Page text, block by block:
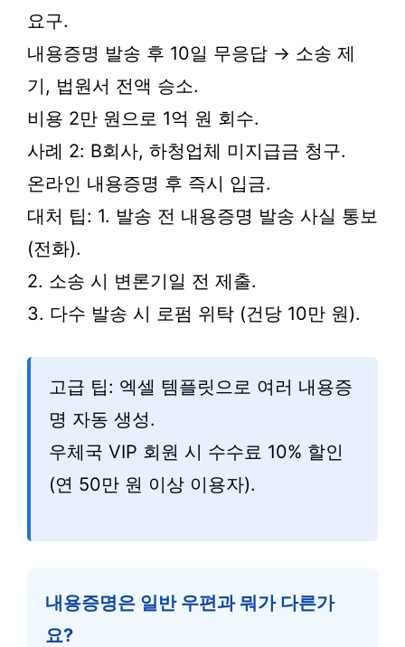
요구.
내용증명 발송 후 10일 무응답 → 소송 제
기, 법원서 전액 승소.
비용 2만 원으로 1억 원 회수.
사례 2: B회사, 하청업체 미지급금 청구.
온라인 내용증명 후 즉시 입금.
대처 팁: 1. 발송 전 내용증명 발송 사실 통보
(전화).
2. 소송 시 변론기일 전 제출.
3. 다수 발송 시 로펌 위탁 (건당 10만 원).
고급 팁: 엑셀 템플릿으로 여러 내용증
명 자동 생성.
우체국 VIP 회원 시 수수료 10% 할인
(연 50만 원 이상 이용자).
내용증명은 일반 우편과 뭐가 다른가
요?